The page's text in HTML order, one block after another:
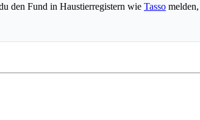
den Fund in Haustierregistern wie Tasso